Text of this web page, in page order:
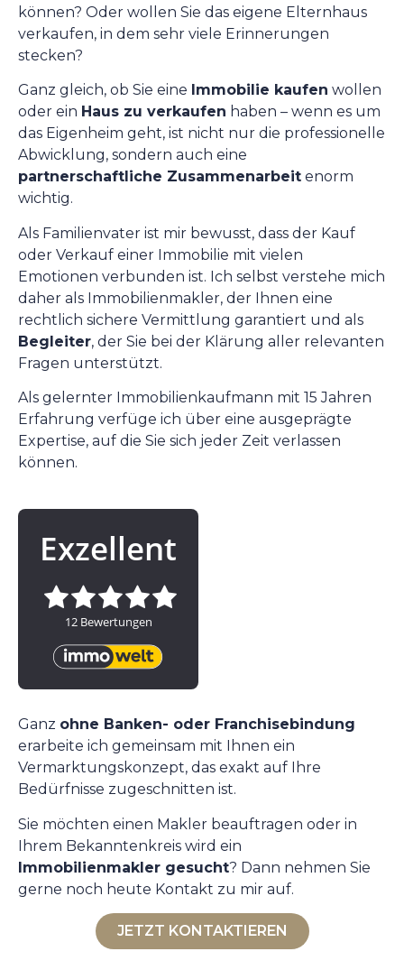
können? Oder wollen Sie das eigene Elternhaus
verkaufen, in dem sehr viele Erinnerungen
stecken?
Ganz gleich, ob Sie eine Immobilie kaufen wollen
oder ein Haus zu verkaufen haben – wenn es um
das Eigenheim geht, ist nicht nur die professionelle
Abwicklung, sondern auch eine
partnerschaftliche Zusammenarbeit enorm
wichtig.
Als Familienvater ist mir bewusst, dass der Kauf
oder Verkauf einer Immobilie mit vielen
Emotionen verbunden ist. Ich selbst verstehe mich
daher als Immobilienmakler, der Ihnen eine
rechtlich sichere Vermittlung garantiert und als
Begleiter, der Sie bei der Klärung aller relevanten
Fragen unterstützt.
Als gelernter Immobilienkaufmann mit 15 Jahren
Erfahrung verfüge ich über eine ausgeprägte
Expertise, auf die Sie sich jeder Zeit verlassen
können.
Ganz ohne Banken- oder Franchisebindung
erarbeite ich gemeinsam mit Ihnen ein
Vermarktungskonzept, das exakt auf Ihre
Bedürfnisse zugeschnitten ist.
Sie möchten einen Makler beauftragen oder in
Ihrem Bekanntenkreis wird ein
Immobilienmakler gesucht? Dann nehmen Sie
gerne noch heute Kontakt zu mir auf.
JETZT KONTAKTIEREN